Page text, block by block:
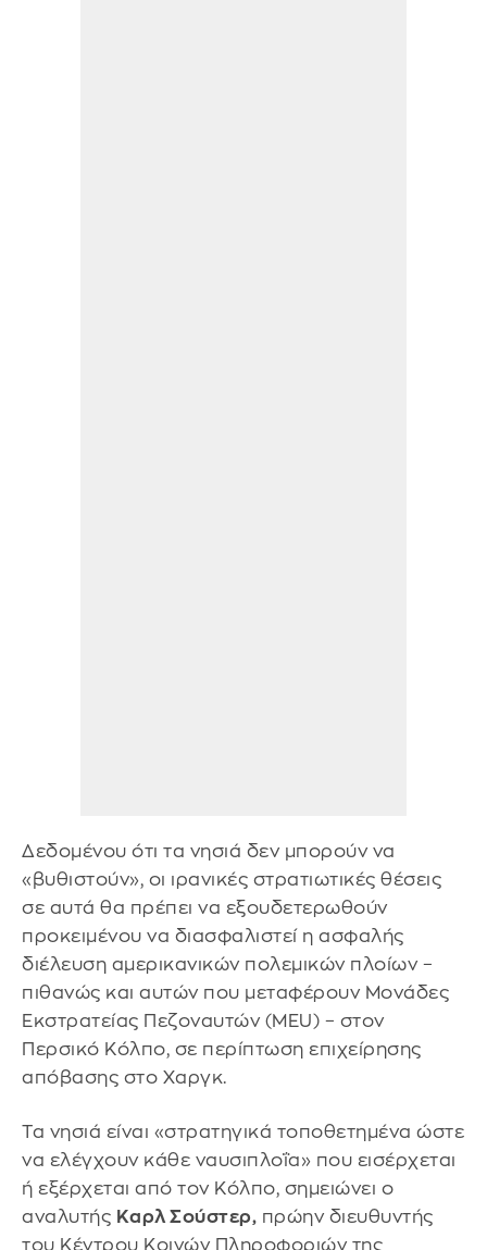
Δεδομένου ότι τα νησιά δεν μπορούν να
«βυθιστούν», οι ιρανικές στρατιωτικές θέσεις
σε αυτά θα πρέπει να εξουδετερωθούν
προκειμένου να διασφαλιστεί η ασφαλής
διέλευση αμερικανικών πολεμικών πλοίων –
πιθανώς και αυτών που μεταφέρουν Μονάδες
Εκστρατείας Πεζοναυτών (MEU) – στον
Περσικό Κόλπο, σε περίπτωση επιχείρησης
απόβασης στο Χαργκ.
Τα νησιά είναι «στρατηγικά τοποθετημένα ώστε
να ελέγχουν κάθε ναυσιπλοΐα» που εισέρχεται
ή εξέρχεται από τον Κόλπο, σημειώνει ο
αναλυτής Καρλ Σούστερ, πρώην διευθυντής
του Κέντρου Κοινών Πληροφοριών της